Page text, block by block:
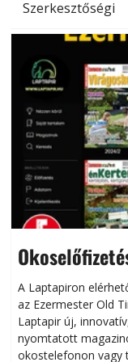
Szerkesztőségi
A Laptapiron
az Ezermester Old
Laptapir új,
nyomtatott
okostelefonon vagy